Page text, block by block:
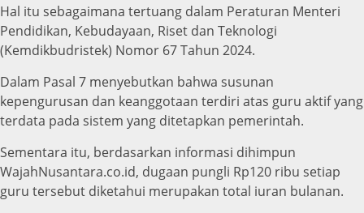
Hal itu sebagaimana tertuang dalam Peraturan Menteri
Pendidikan, Kebudayaan, Riset dan Teknologi
(Kemdikbudristek) Nomor 67 Tahun 2024.
Dalam Pasal 7 menyebutkan bahwa susunan
kepengurusan dan keanggotaan terdiri atas guru aktif yang
terdata pada sistem yang ditetapkan pemerintah.
Sementara itu, berdasarkan informasi dihimpun
WajahNusantara.co.id, dugaan pungli Rp120 ribu setiap
guru tersebut diketahui merupakan total iuran bulanan.